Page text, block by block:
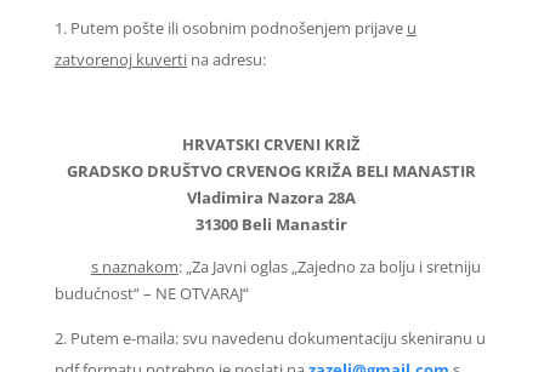
Putem pošte ili osobnim podnošenjem prijave u
zatvorenoj kuvertina adresu:
HRVATSKI CRVENI KRIŽ
GRADSKO DRUŠTVO CRVENOG KRIŽA BELI MANASTIR
Vladimira Nazora 28A
31300 Beli Manastir
s naznakom: „Za Javni oglas „Zajedno za bolju i sretniju
budućnost“ – NE OTVARAJ“
Putem e-maila: svu navedenu dokumentaciju skeniranu u